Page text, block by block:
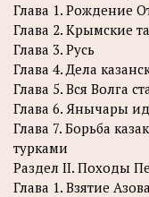
Глава 1. Рождение
Глава 2. Крымские
Глава 3. Русь
Глава 4. Дела
Глава 5. Вся Волга
Глава 6. Янычары
Глава 7. Борьба
турками
Раздел II. Походы
Глава 1. Взятие Азова